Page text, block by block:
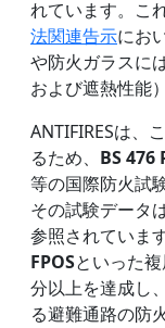
れています。こ
法関連告示にお
や防火ガラスに
および遮熱性能
ANTIFIRESは、
るため、 BS 476
等の国際防火試
その試験データ
参照されていま
FPOSといった
分以上を達成し
る避難通路の防